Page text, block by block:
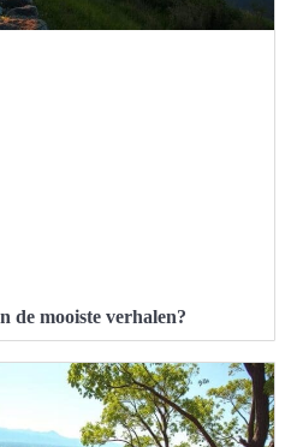
de mooiste verhalen?